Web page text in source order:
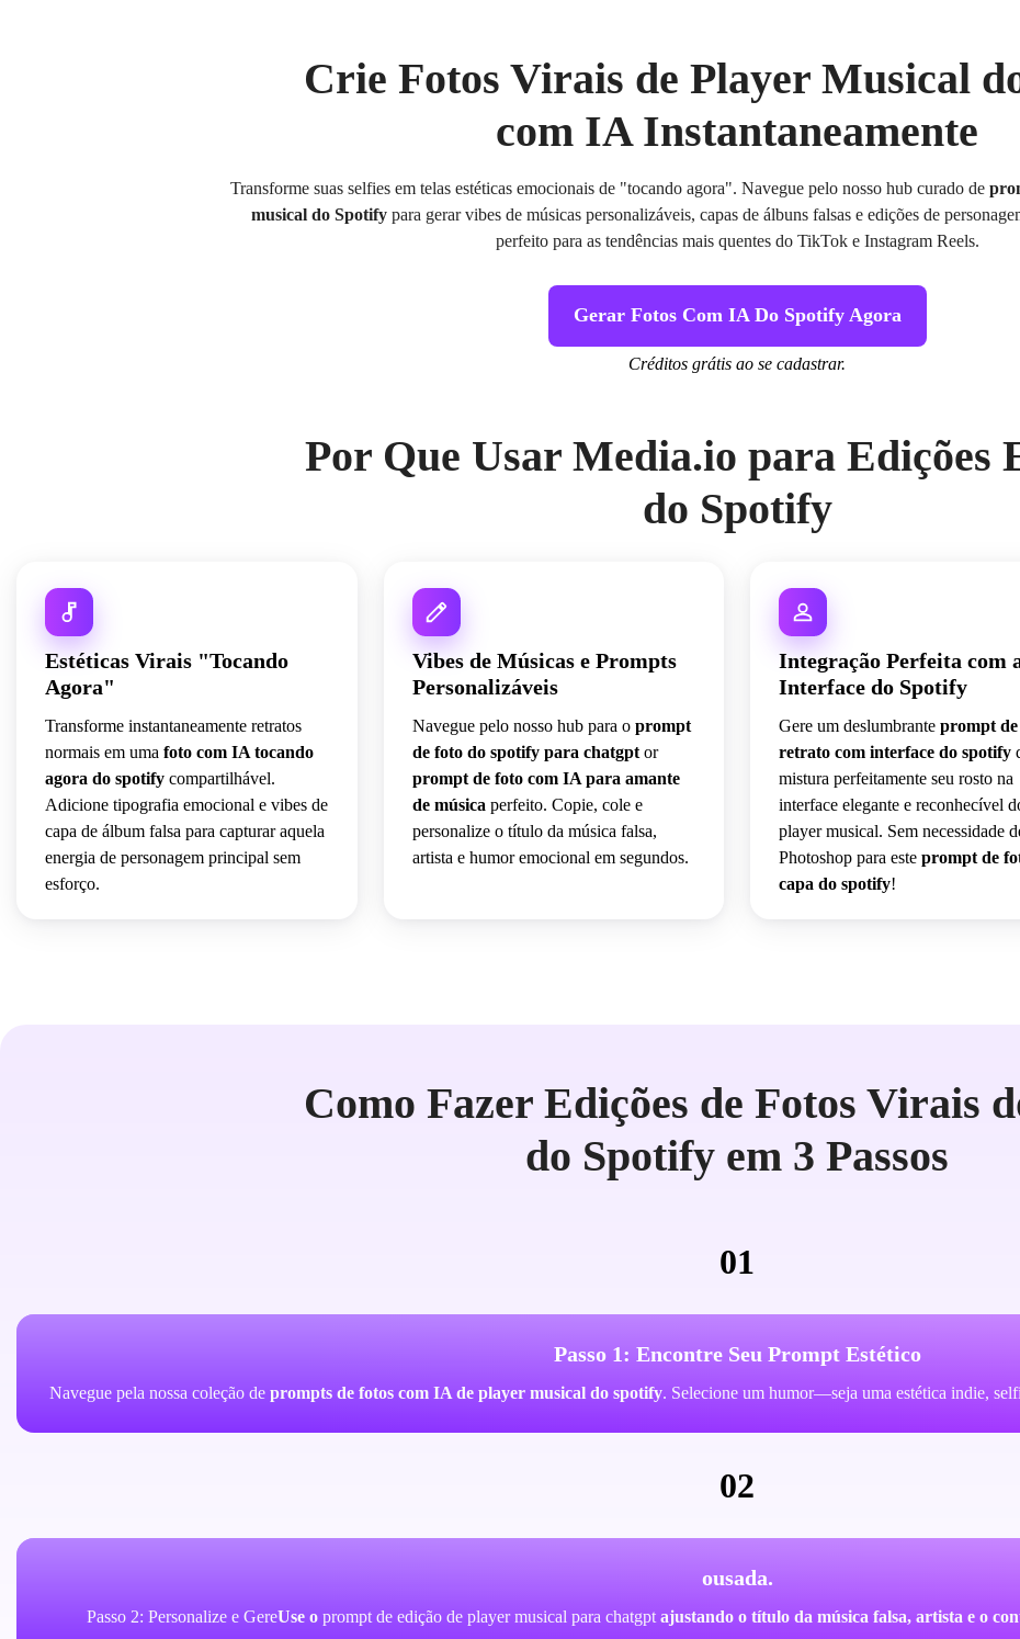
Crie Fotos Virais de Player Musical
com IA Instantaneamente
Transforme suas selfies em telas estéticas emocionais de "tocando agora". Navegue pelo nosso hub curado de
musical do Spotify para gerar vibes de músicas personalizáveis, capas de álbuns falsas e edições de
perfeito para as tendências mais quentes do TikTok e Instagram Reels.
Gerar Fotos Com IA Do Spotify Agora
Créditos grátis ao se cadastrar.
Por Que Usar Media.io para Edições
do Spotify
Estéticas Virais "Tocando
Agora"
Transforme instantaneamente retratos
normais em uma foto com IA tocando
agora do spotify compartilhável.
Adicione tipografia emocional e vibes de
capa de álbum falsa para capturar aquela
energia de personagem principal sem
esforço.
Vibes de Músicas e Prompts
Personalizáveis
Navegue pelo nosso hub para o prompt
de foto do spotify para chatgptor
prompt de foto com IA para amante
de música perfeito. Copie, cole e
personalize o título da música falsa,
artista e humor emocional em segundos.
Integração Perfeita com
Interface do Spotify
Gere um deslumbrante prompt de
retrato com interface do spotify
mistura perfeitamente seu rosto na
interface elegante e reconhecível
player musical. Sem necessidade
Photoshop para este prompt de
capa do spotify!
Como Fazer Edições de Fotos Virais
do Spotify em 3 Passos
01
Passo 1: Encontre Seu Prompt Estético
Navegue pela nossa coleção de prompts de fotos com IA de player musical do spotify. Selecione um humor—seja uma estética indie,
02
ousada.
Passo 2: Personalize e GereUse o prompt de edição de player musical para chatgptajustando o título da música falsa, artista e o